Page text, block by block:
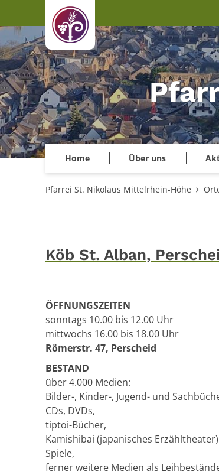
Zum Inhalt springen
Home Über uns
Pfarrei St. Nikolaus Mittelrhein-Höhe
Köb St. Alban,
ÖFFNUNGSZEITEN
sonntags 10.00 bis 12.00 Uhr
mittwochs 16.00 bis 18.00 Uhr
Römerstr. 47, Perscheid
BESTAND
über 4.000 Medien:
Bilder-, Kinder-, Jugend- und
CDs, DVDs,
tiptoi-Bücher,
Kamishibai (japanisches
Spiele,
ferner weitere Medien als